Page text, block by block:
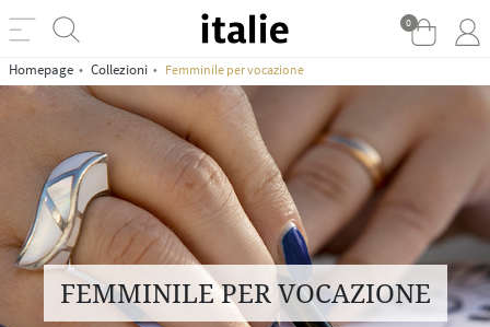
0
Homepage Collezioni Femminile per vocazione
FEMMINILE PER VOCAZIONE